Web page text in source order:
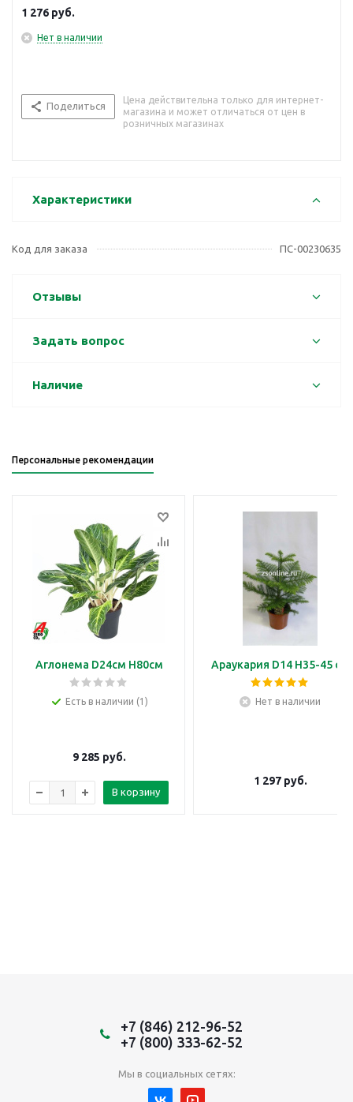
1 276 руб.
Нет в наличии
Поделиться
Цена действительна только для интернет-
магазина и может отличаться от цен в
розничных магазинах
Характеристики
Код для заказа ПС-00230635
Отзывы
Задать вопрос
Наличие
Персональные рекомендации
Аглонема D24см H80см
Есть в наличии (1)
9 285 руб.
В корзину
Араукария D14 H35-45 см
Нет в наличии
1 297руб.
+7 (846) 212-96-52
+7 (800) 333-62-52
Мы в социальных сетях: